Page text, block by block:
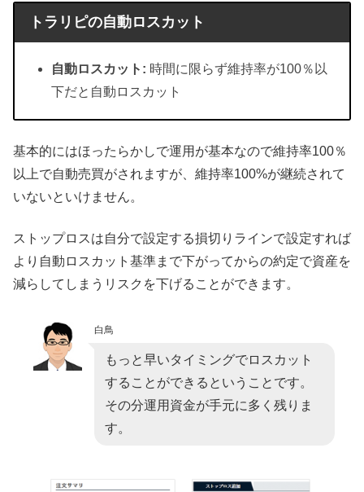
トラリピの自動ロスカット
自動ロスカット: 時間に限らず維持率が100％以
下だと自動ロスカット
基本的にはほったらかしで運用が基本なので維持率100％
以上で自動売買がされますが、維持率100%が継続されて
いないといけません。
ストップロスは自分で設定する損切りラインで設定すれば
より自動ロスカット基準まで下がってからの約定で資産を
減らしてしまうリスクを下げることができます。
白鳥
もっと早いタイミングでロスカット
することができるということです。
その分運用資金が手元に多く残りま
す。